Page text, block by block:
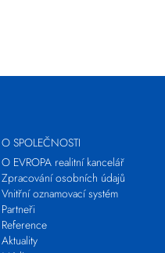
O SPOLEČNOSTI
O EVROPA realitní kancelář
Zpracování osobních údajů
Vnitřní oznamovací systém
Partneři
Reference
Aktuality